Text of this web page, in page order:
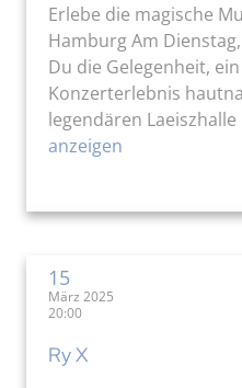
Erlebe die magische
Hamburg Am
Du die Gelegenheit,
Konzerterlebnis
legendären
anzeigen
15
März 2025
20:00
Ry X